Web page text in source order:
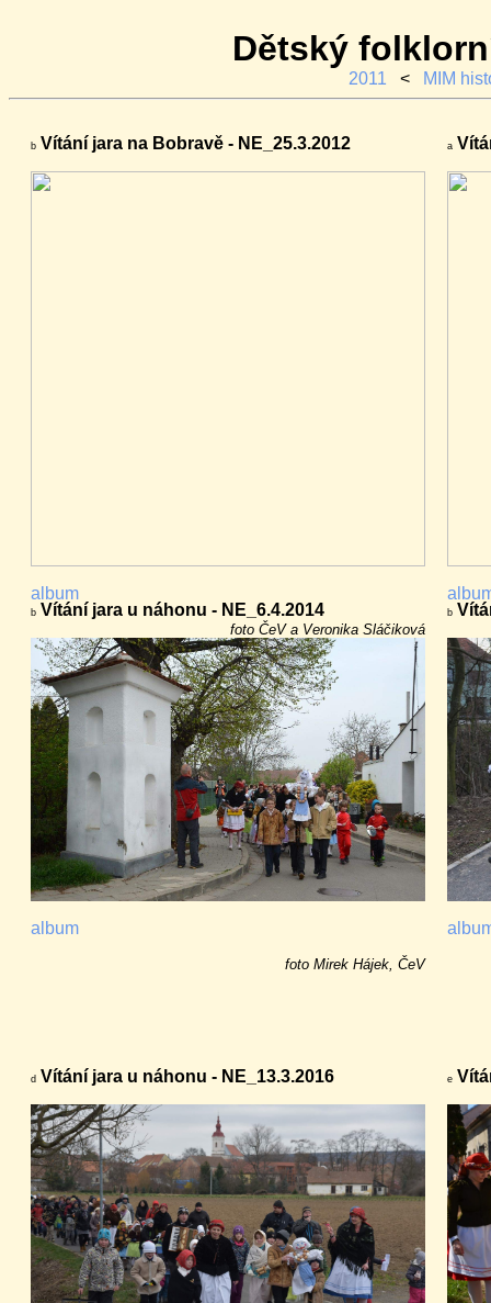
Dětský
2011 < MIM
b Vítání jara na Bobravě - NE_25.3.2012
album
foto ČeV a Veronika Sláčiková
a
b Vítání jara u náhonu - NE_6.4.2014
album
foto Mirek Hájek, ČeV
b
d Vítání jara u náhonu - NE_13.3.2016 e